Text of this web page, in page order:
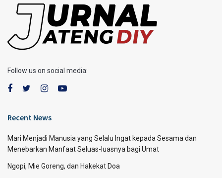
Follow us on social media:
Recent News
Mari Menjadi Manusia yang Selalu Ingat kepada Sesama dan
Menebarkan Manfaat Seluas-luasnya bagi Umat
Ngopi, Mie Goreng, dan Hakekat Doa